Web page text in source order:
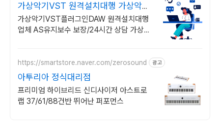
가상악기VST 원격설치대행 가상악기
플러그인 원격설치대행
가상악기VST플러그인DAW 원격설치대행
업체 AS유지보수 보장/24시간 상담 가상악
https://smartstore.naver.com/zerosound 광고
아투리아 정식대리점
프리미엄 하이브리드 신디사이저 아스트로
랩 37/61/88건반 뛰어난 퍼포먼스